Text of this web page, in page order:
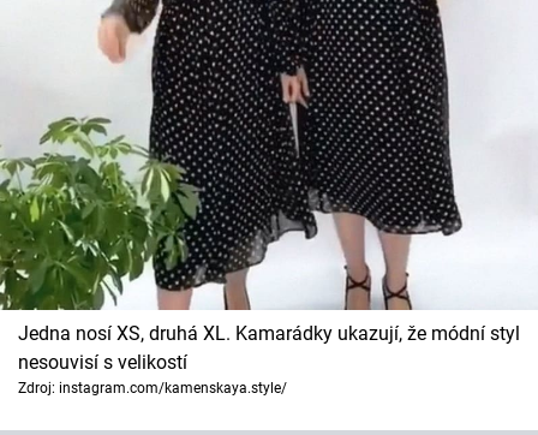
Jedna nosí XS, druhá XL. Kamarádky ukazují, že módní styl
nesouvisí s velikostí
Zdroj: instagram.com/kamenskaya.style/